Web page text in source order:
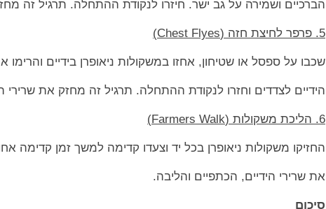
הברכיים ושמירה על גב ישר. חיזרו לנקודת ההתחלה. תרגיל זה
5. פרפר לחיצת חזה (Chest Flyes)
שכבו על ספסל או שטיחון, אחזו במשקולות ניאופרן בידיים
הידיים לצדדים וחזרו לנקודת ההתחלה. תרגיל זה מחזק את שרירי
6. הליכת משקולות (Farmers Walk)
החזיקו משקולות ניאופרן בכל יד וצעדו קדימה למשך זמן קדימה
את שרירי הידיים, הכתפיים והליבה.
סיכום